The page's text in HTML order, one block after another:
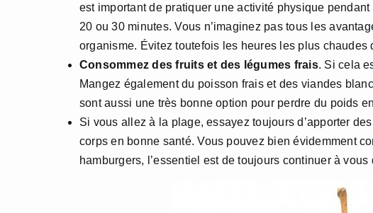
est important de pratiquer une activité physique
20 ou 30 minutes. Vous n’imaginez pas tous les
organisme. Évitez toutefois les heures les plus chaudes
Consommez des fruits et des légumes frais. Si cela
Mangez également du poisson frais et des viandes
sont aussi une très bonne option pour perdre du poids
Si vous allez à la plage, essayez toujours d’apporter
corps en bonne santé. Vous pouvez bien évidemment
hamburgers, l’essentiel est de toujours continuer à